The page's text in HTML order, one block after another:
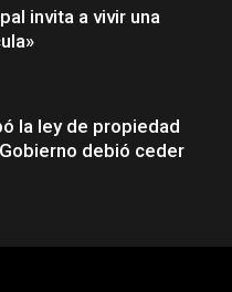
invita a vivir una
la ley de propiedad
debió ceder